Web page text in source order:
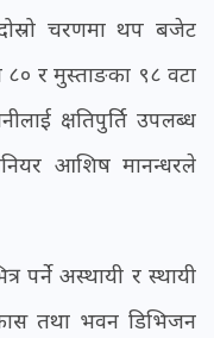
चरणमा थप बजेट
८० र मुस्ताङका ९८ वटा
क्षतिपुर्ति उपलब्ध
आशिष मानन्धरले
पर्ने अस्थायी र स्थायी
तथा भवन डिभिजन